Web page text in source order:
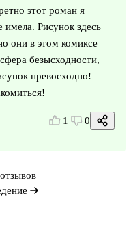
этот роман я
имела. Рисунок здесь
они в этом комиксе
безысходности,
превосходно!
1 0